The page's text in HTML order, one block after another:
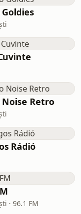
Goldies
Noise Retro
Rádió
· 96.1 FM